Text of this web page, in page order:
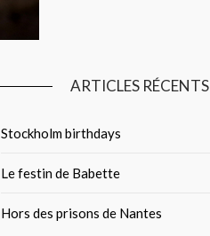
ARTICLES RÉCENTS
Stockholm birthdays
Le festin de Babette
Hors des prisons de Nantes